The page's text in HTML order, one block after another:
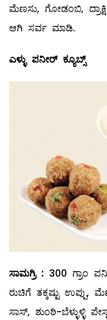
ಮೆಣಸು, ಗೋಡಂಬಿ,
ಆಗಿ ಸರ್ವ ಮಾಡಿ.
ಎಳ್ಳು ಪನೀರ್‌ ಕ್ಯೂಬ್ಸ್
ಸಾಮಗ್ರಿ: 300 ಗ್ರಾಂ
ರುಚಿಗೆ ತಕ್ಕಷ್ಟು
ಸಾಸ್‌, ಶುಂಠಿ-ಬೆಳ್ಳುಳ್ಳಿ